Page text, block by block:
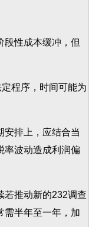
性成本缓冲，但
程序，时间可能为
排上，应结合当
率波动造成利润偏
推动新的232调查
需半年至一年，加